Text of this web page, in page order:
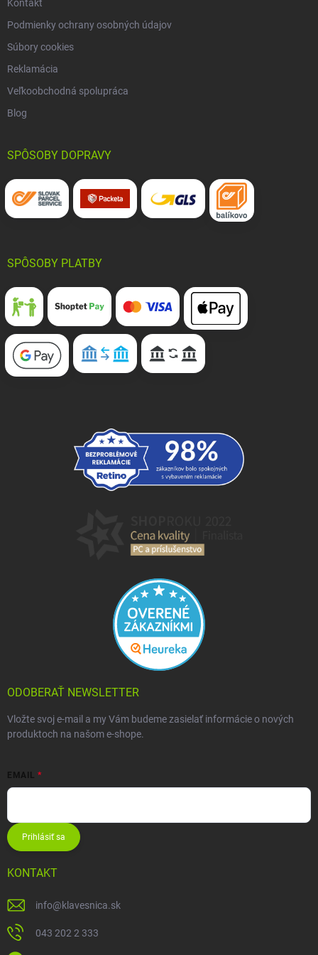
Kontakt
Podmienky ochrany osobných údajov
Súbory cookies
Reklamácia
Veľkoobchodná spolupráca
Blog
SPÔSOBY DOPRAVY
SPÔSOBY PLATBY
ODOBERAŤ NEWSLETTER
Vložte svoj e-mail a my Vám budeme zasielať informácie o nových
produktoch na našom e-shope.
EMAIL
Prihlásiť sa
KONTAKT
info@klavesnica.sk
043 202 2 333